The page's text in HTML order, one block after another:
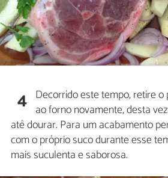
4 Decorrido este tempo, retire
ao forno novamente, desta
até dourar. Para um acabamento
com o próprio suco durante esse
mais suculenta e saborosa.